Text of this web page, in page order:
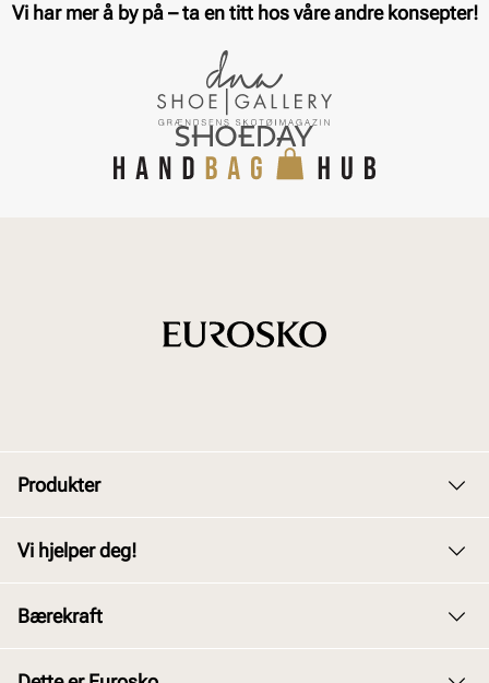
Vi har mer å by på – ta en titt hos våre andre konsepter!
Produkter
Barn
Vi hjelper deg!
Bærekraft